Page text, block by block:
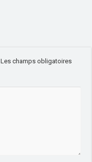
Les champs obligatoires